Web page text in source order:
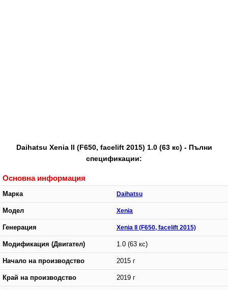
Daihatsu Xenia II (F650, facelift 2015) 1.0 (63 кс) - Пълни
спецификации:
Основна информация
Марка Daihatsu
Модел Xenia
Генерация Xenia II (F650, facelift 2015)
Модификация (Двигател) 1.0 (63 кс)
Начало на производство 2015 г
Край на производство 2019 г